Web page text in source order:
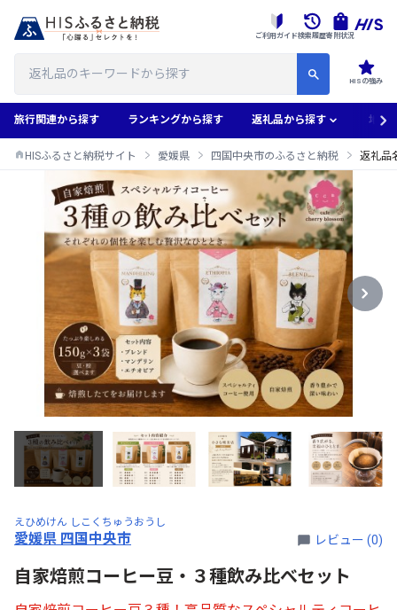
HISの強み
ご利用ガイド検索履歴寄附状況
旅行関連から探す ランキングから探す 返礼品から探す 地域
HISふるさと納税サイト 愛媛県 四国中央市のふるさと納税 返礼品
えひめけん しこくちゅうおうし
愛媛県 四国中央市 レビュー (0)
自家焙煎コーヒー豆・３種飲み比べセット